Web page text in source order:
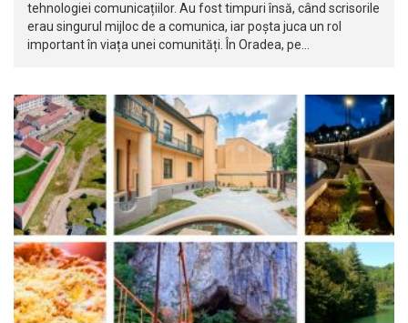
tehnologiei comunicațiilor. Au fost timpuri însă, când scrisorile
erau singurul mijloc de a comunica, iar poșta juca un rol
important în viața unei comunități. În Oradea, pe…